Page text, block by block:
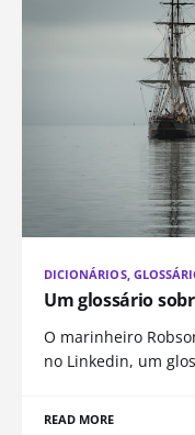
DICIONÁRIOS,
Um glossário
O marinheiro
no Linkedin, um
READ MORE